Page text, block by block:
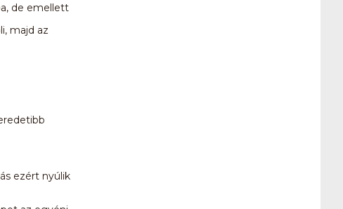
de emellett
majd az
ezért nyúlik